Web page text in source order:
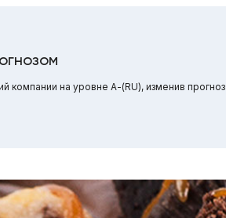
компании на уровне А-(RU), изменив прогноз